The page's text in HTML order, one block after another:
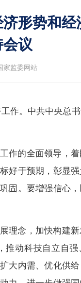
形势和经
议
家监委网站
作。中共中央总
作的全面领导，
好于预期，彰显强
固。要增强信心
理念，加快构建
推动科技自立自
大内需、优化供